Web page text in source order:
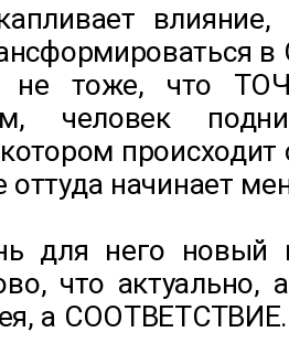
не тоже, что
человек
происходит
оттуда начинает
для него
что актуально,
а СООТВЕТСТВИЕ.